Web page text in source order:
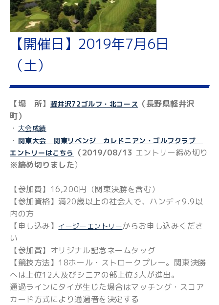
【開催日】2019年7月6日
（土）
【場 所】 軽井沢72ゴルフ・北コース （長野県軽井沢
町）
・ 大会成績
・ 関東大会 関東リベンジ カレドニアン・ゴルフクラブ
エントリーはこちら
（2019/08/13 エントリー締め切り
※締め切りました）
【参加費】16,200円（関東決勝を含む）
【参加資格】満20歳以上の社会人で、ハンディ9.9以
内の方
【申し込み】 イージーエントリーからお申し込みくださ
い
【参加賞】オリジナル記念ネームタッグ
【競技方法】18ホール・ストロークプレー。関東決勝
へは上位12人及びシニアの部上位3人が進出。
通過ラインにタイが生じた場合はマッチング・スコア
カード方式により通過者を決定する